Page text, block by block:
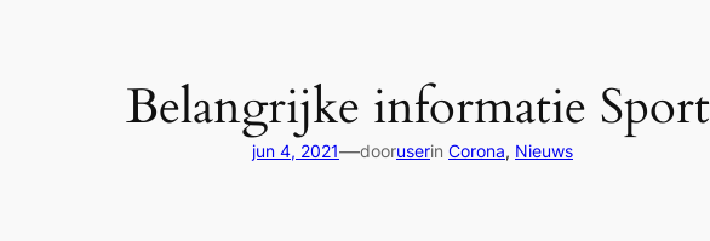
Belangrijke informatie
jun 4, 2021—dooruserin Corona, Nieuws